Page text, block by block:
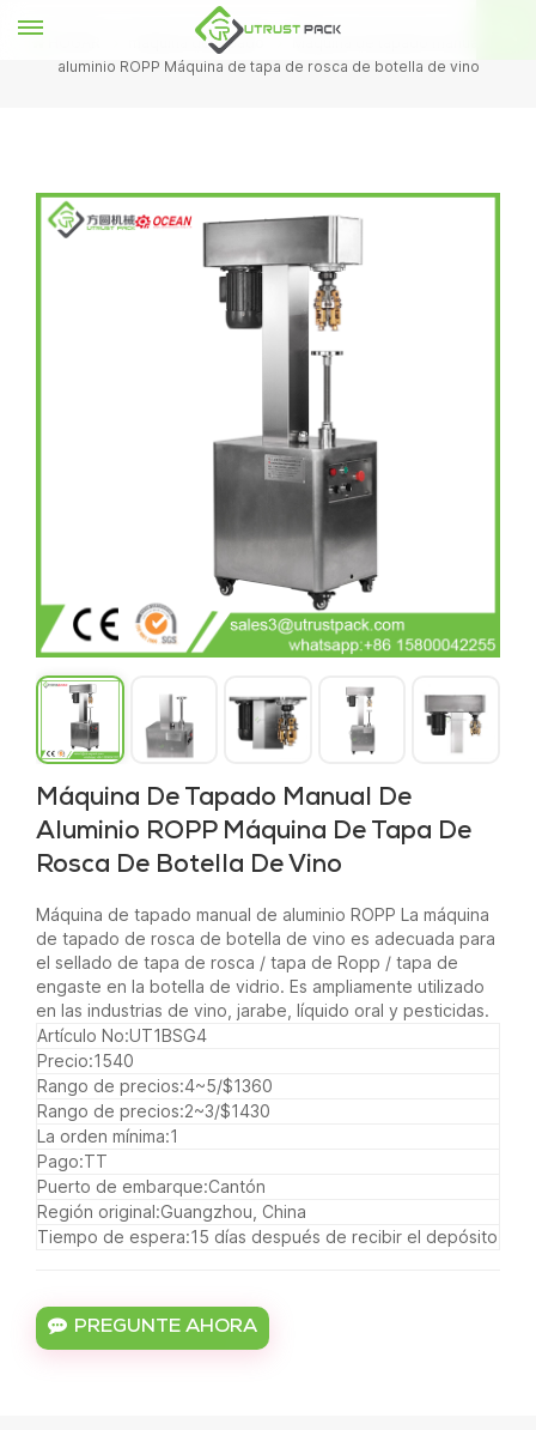
máquina de tapado
aluminio ROPP Máquina de tapa de rosca de botella de vino
Máquina De Tapado Manual De
Aluminio ROPP Máquina De Tapa De
Rosca De Botella De Vino
Máquina de tapado manual de aluminio ROPP La máquina
de tapado de rosca de botella de vino es adecuada para
el sellado de tapa de rosca / tapa de Ropp / tapa de
engaste en la botella de vidrio. Es ampliamente utilizado
en las industrias de vino, jarabe, líquido oral y pesticidas.
Artículo No:UT1BSG4
Precio:1540
Rango de precios:4~5/$1360
Rango de precios:2~3/$1430
La orden mínima:1
Pago:TT
Puerto de embarque:Cantón
Región original:Guangzhou, China
Tiempo de espera:15 días después de recibir el depósito
PREGUNTE AHORA